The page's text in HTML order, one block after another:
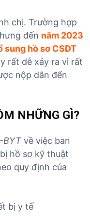
chị. Trường hợp
đến năm 2023
hồ sơ CSDT
rất dễ xảy ra vì rất
nộp dẫn đến
NHỮNG GÌ?
BYT về việc ban
hồ sơ kỹ thuật
quy định của
bị y tế